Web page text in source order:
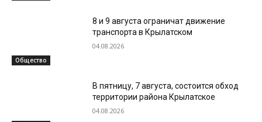
Общество
8 и 9 августа ограничат движение
транспорта в Крылатском
04.08.2026
В пятницу, 7 августа, состоится обход
территории района Крылатское
04.08.2026